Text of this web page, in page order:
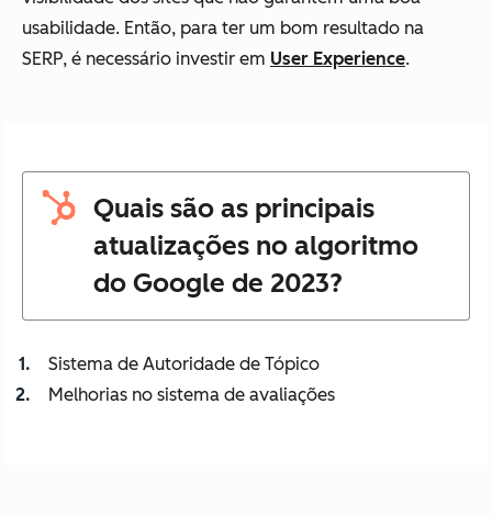
usabilidade. Então, para ter um bom resultado na
SERP, é necessário investir em User Experience.
Quais são as principais
atualizações no algoritmo
do Google de 2023?
Sistema de Autoridade de Tópico
Melhorias no sistema de avaliações